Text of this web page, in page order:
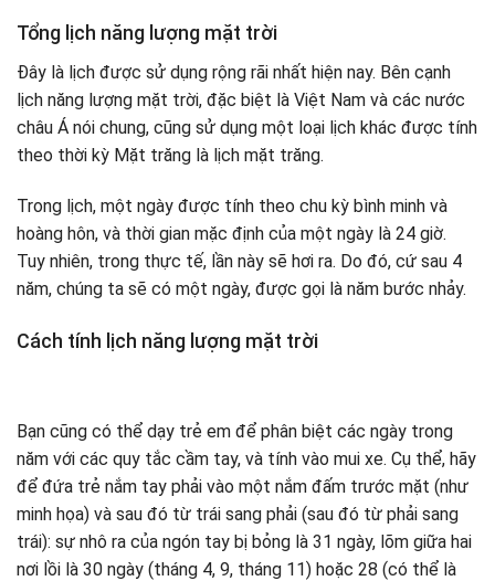
Tổng lịch năng lượng mặt trời
Đây là lịch được sử dụng rộng rãi nhất hiện nay. Bên cạnh
lịch năng lượng mặt trời, đặc biệt là Việt Nam và các nước
châu Á nói chung, cũng sử dụng một loại lịch khác được tính
theo thời kỳ Mặt trăng là lịch mặt trăng.
Trong lịch, một ngày được tính theo chu kỳ bình minh và
hoàng hôn, và thời gian mặc định của một ngày là 24 giờ.
Tuy nhiên, trong thực tế, lần này sẽ hơi ra. Do đó, cứ sau 4
năm, chúng ta sẽ có một ngày, được gọi là năm bước nhảy.
Cách tính lịch năng lượng mặt trời
Bạn cũng có thể dạy trẻ em để phân biệt các ngày trong
năm với các quy tắc cầm tay, và tính vào mui xe. Cụ thể, hãy
để đứa trẻ nắm tay phải vào một nắm đấm trước mặt (như
minh họa) và sau đó từ trái sang phải (sau đó từ phải sang
trái): sự nhô ra của ngón tay bị bỏng là 31 ngày, lõm giữa hai
nơi lồi là 30 ngày (tháng 4, 9, tháng 11) hoặc 28 (có thể là